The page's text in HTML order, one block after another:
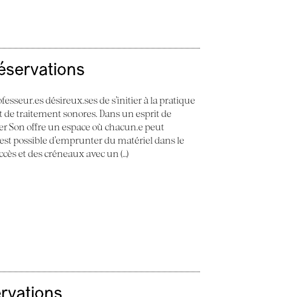
désireux.ses de s’initier à la pratique
traitement sonores. Dans un esprit de
Son offre un espace où chacun.e peut
possible d’emprunter du matériel dans le
et des créneaux avec un (…)